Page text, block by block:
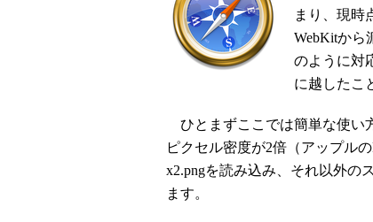
まり、現時
WebKitから
のように対
に越したこ
ひとまずここでは簡単な使い
ピクセル密度が2倍（アップル
x2.pngを読み込み、それ以外の
ます。